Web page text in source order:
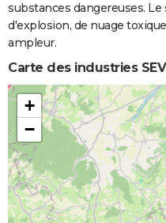
substances dangereuses.
d'explosion, de nuage
ampleur.
Carte des industries
+
−